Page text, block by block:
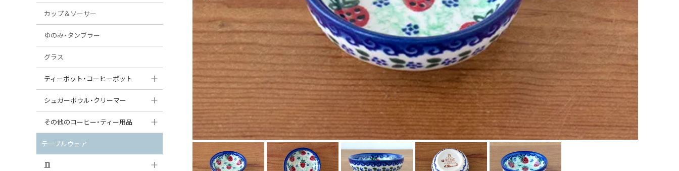
カップ＆ソーサー
ゆのみ・タンブラー
グラス
ティーポット・コーヒーポット
ティーポット
コーヒーポット
シュガーボウル・クリーマー
シュガーボウル
クリーマー
その他のコーヒー・ティー用品
ポットウォーマー
ピッチャー
テーブルウェア
皿